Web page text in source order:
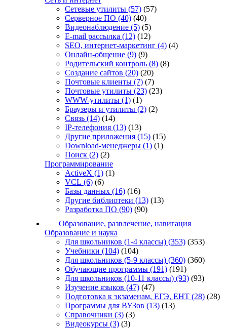
Сетевые утилиты (57) (57)
Серверное ПО (40) (40)
Видеонаблюдение (5) (5)
E-mail рассылка (12) (12)
SEO, интернет-маркетинг (4) (4)
Онлайн-общение (9) (9)
Родительский контроль (8) (8)
Создание сайтов (20) (20)
Почтовые клиенты (7) (7)
Почтовые утилиты (23) (23)
WWW-утилиты (1) (1)
Браузеры и утилиты (2) (2)
Связь (14) (14)
IP-телефония (13) (13)
Другие приложения (15) (15)
Download-менеджеры (1) (1)
Поиск (2) (2)
Программирование
ActiveX (1) (1)
VCL (6) (6)
Базы данных (16) (16)
Другие библиотеки (13) (13)
Разработка ПО (90) (90)
Образование, развлечение, навигация
Образование и наука
Для школьников (1-4 классы) (353) (353)
Учебники (104) (104)
Для школьников (5-9 классы) (360) (360)
Обучающие программы (191) (191)
Для школьников (10-11 классы) (93) (93)
Изучение языков (47) (47)
Подготовка к экзаменам, ЕГЭ, ЕНТ (28) (28)
Программы для ВУЗов (13) (13)
Справочники (3) (3)
Видеокурсы (3) (3)